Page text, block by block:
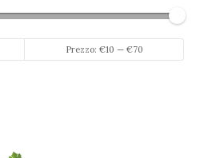
Prezzo: €10 — €70